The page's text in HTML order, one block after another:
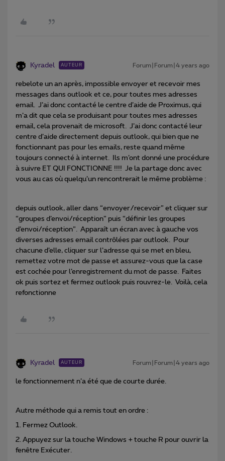
Kyradel AUTEUR Forum|Forum|4 years ago
rebelote un an après, impossible envoyer et recevoir mes
messages dans outlook et ce, pour toutes mes adresses
email. J’ai donc contacté le centre d’aide de Proximus, qui
m’a dit que cela se produisant pour toutes mes adresses
email, cela provenait de microsoft. J’ai donc contacté leur
centre d’aide directement depuis outlook, qui bien que ne
fonctionnant pas pour les emails, reste quand même
toujours connecté à internet. Ils m’ont donné une procédure
à suivre ET QUI FONCTIONNE !!!! Je la partage donc avec
vous au cas où quelqu’un rencontrerait le même problème :
depuis outlook, aller dans “envoyer/recevoir” et cliquer sur
“groupes d’envoi/réception” puis “définir les groupes
d’envoi/réception”. Apparaît un écran avec à gauche vos
diverses adresses email contrôlées par outlook. Pour
chacune d’elle, cliquer sur l’adresse qui se met en bleu,
remettez votre mot de passe et assurez-vous que la case
est cochée pour l’enregistrement du mot de passe. Faites
ok puis sortez et fermez outlook puis rouvrez-le. Voilà, cela
refonctionne
Kyradel AUTEUR Forum|Forum|4 years ago
le fonctionnement n’a été que de courte durée.
Autre méthode qui a remis tout en ordre :
1. Fermez Outlook.
2. Appuyez sur la touche Windows + touche R pour ouvrir la
fenêtre Exécuter.